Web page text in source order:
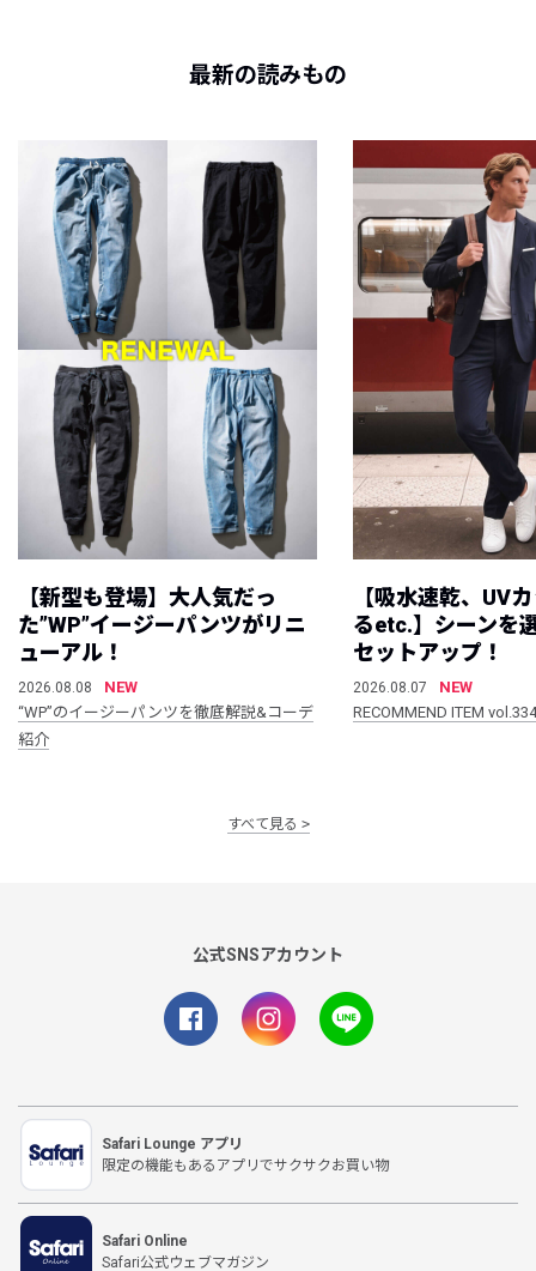
最新の読みもの
【新型も登場】大人気だっ
た”WP”イージーパンツがリニ
ューアル！
2026.08.08
NEW
“WP”のイージーパンツを徹底解説&コーデ
紹介
【吸水速乾、UV
るetc.】シーンを
セットアップ！
2026.08.07
NEW
RECOMMEND ITEM vol.334
すべて見る
公式SNSアカウント
Safari Lounge アプリ
限定の機能もあるアプリでサクサクお買い物
Safari Online
Safari公式ウェブマガジン